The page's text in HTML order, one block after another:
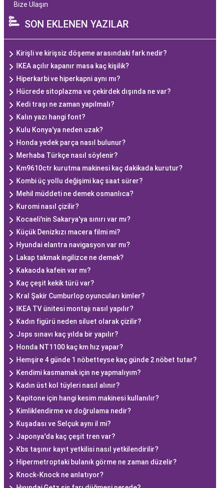
Bize Ulaşın
SON EKLENEN YAZILAR
Kirişli ve kirişsiz döşeme arasındaki fark nedir?
IKEA açılır kapanır masa kaç kişilik?
Hiperkarbi ve hiperkapni aynı mı?
Hücrede sitoplazma ve çekirdek dışında ne var?
Kedi traşı ne zaman yapılmalı?
Kalın yazı hangi font?
Kulu Konya'ya neden uzak?
Honda yedek parça nasıl bulunur?
Merhaba Türkçe nasıl söylenir?
Km9610ctr kurutma makinesi kaç dakikada kurutur?
Kombi üç yollu değişimi kaç saat sürer?
Mehil müddeti ne demek osmanlıca?
Kuromi nasıl çizilir?
Kocaeli'nin Sakarya'ya sınırı var mı?
Küçük Denizkızı macera filmi mi?
Hyundai elantra navigasyon var mı?
Lakap takmak ingilizce ne demek?
Kakaoda kafein var mı?
Kaç çeşit kekik türü var?
Kral Şakir Cumburlop oyuncuları kimler?
IKEA TV ünitesi montajı nasıl yapılır?
Kadın figürü neden siluet olarak çizilir?
Jsps sınavı kaç yılda bir yapılır?
Honda NT1100 kaç km hız yapar?
Hemşire 4 günde 1 nöbetteyse kaç günde 2 nöbet tutar?
Kendimi kasmamak için ne yapmalıyım?
Kadın üst kol tüyleri nasıl alınır?
Kapitone için hangi kesim makinesi kullanılır?
Kimliklendirme ve doğrulama nedir?
Kuşadası ve Selçuk aynı il mi?
Japonya'da kaç çeşit tren var?
Kbs taşınır kayıt yetkilisi nasıl yetkilendirilir?
Hipermetroptaki bulanık görme ne zaman düzelir?
Knock-Knock ne anlatıyor?